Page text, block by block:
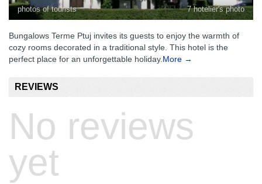
photos of tourists 7 hotelier's photo
Bungalows Terme Ptuj invites its guests to enjoy the warmth of
cozy rooms decorated in a traditional style. This hotel is the
perfect place for an unforgettable holiday. More →
REVIEWS
No reviews
yet